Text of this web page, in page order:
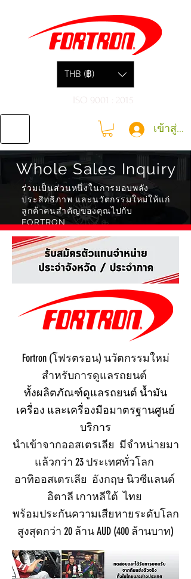
THB (฿)
ISO 9001 : 2015
เข้าสู่ระ
Whole Sales Inquiry
ร่วมเป็นส่วนหนึ่งในการมอบพลัง
ประสิทธิภาพ และนวัตกรรมใหม่ให้แก่
ลูกค้าคนสำคัญของคุณไปกับ
FORTRON
Fortron (โฟรตรอน) นวัตกรรมใหม่
สำหรับการดูแลรถยนต์
ทั้งผลิตภัณฑ์ดูแลรถยนต์ น้ำมัน
เครื่อง และเครื่องมือมาตรฐานศูนย์
บริการ
นำเข้าจากออสเตรเลีย มีจำหน่ายมา
แล้วกว่า 23 ประเทศทั่วโลก
อาทิออสเตรเลีย อังกฤษ นิวซีแลนด์
อิตาลี เกาหลีใต้ ไทย
พร้อมประกันความเสียหายระดับโลก
สูงสุดกว่า 20 ล้าน AUD (400 ล้านบาท)